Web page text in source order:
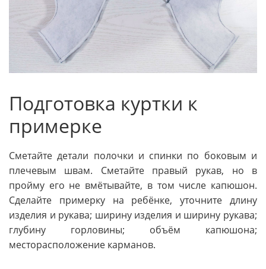
Подготовка куртки к
примерке
Сметайте детали полочки и спинки по боковым и
плечевым швам. Сметайте правый рукав, но в
пройму его не вмётывайте, в том числе капюшон.
Сделайте примерку на ребёнке, уточните длину
изделия и рукава; ширину изделия и ширину рукава;
глубину горловины; объём капюшона;
месторасположение карманов.